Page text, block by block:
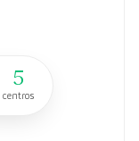
5
centros